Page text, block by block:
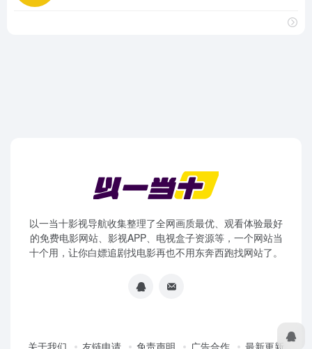
以一当十影视导航收集整理了全网画质最优、观看体验最好
的免费电影网站、影视APP、电视盒子资源等，一个网站当
十个用，让你白嫖追剧找电影再也不用东奔西跑找网站了。
关于我们 友链申请 免责声明 广告合作 最新更新